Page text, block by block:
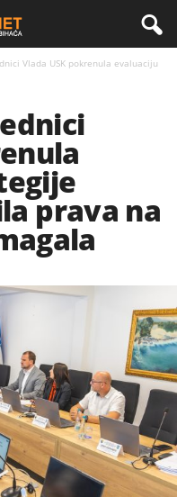
Vlada USK pokrenula evaluaciju
prava na